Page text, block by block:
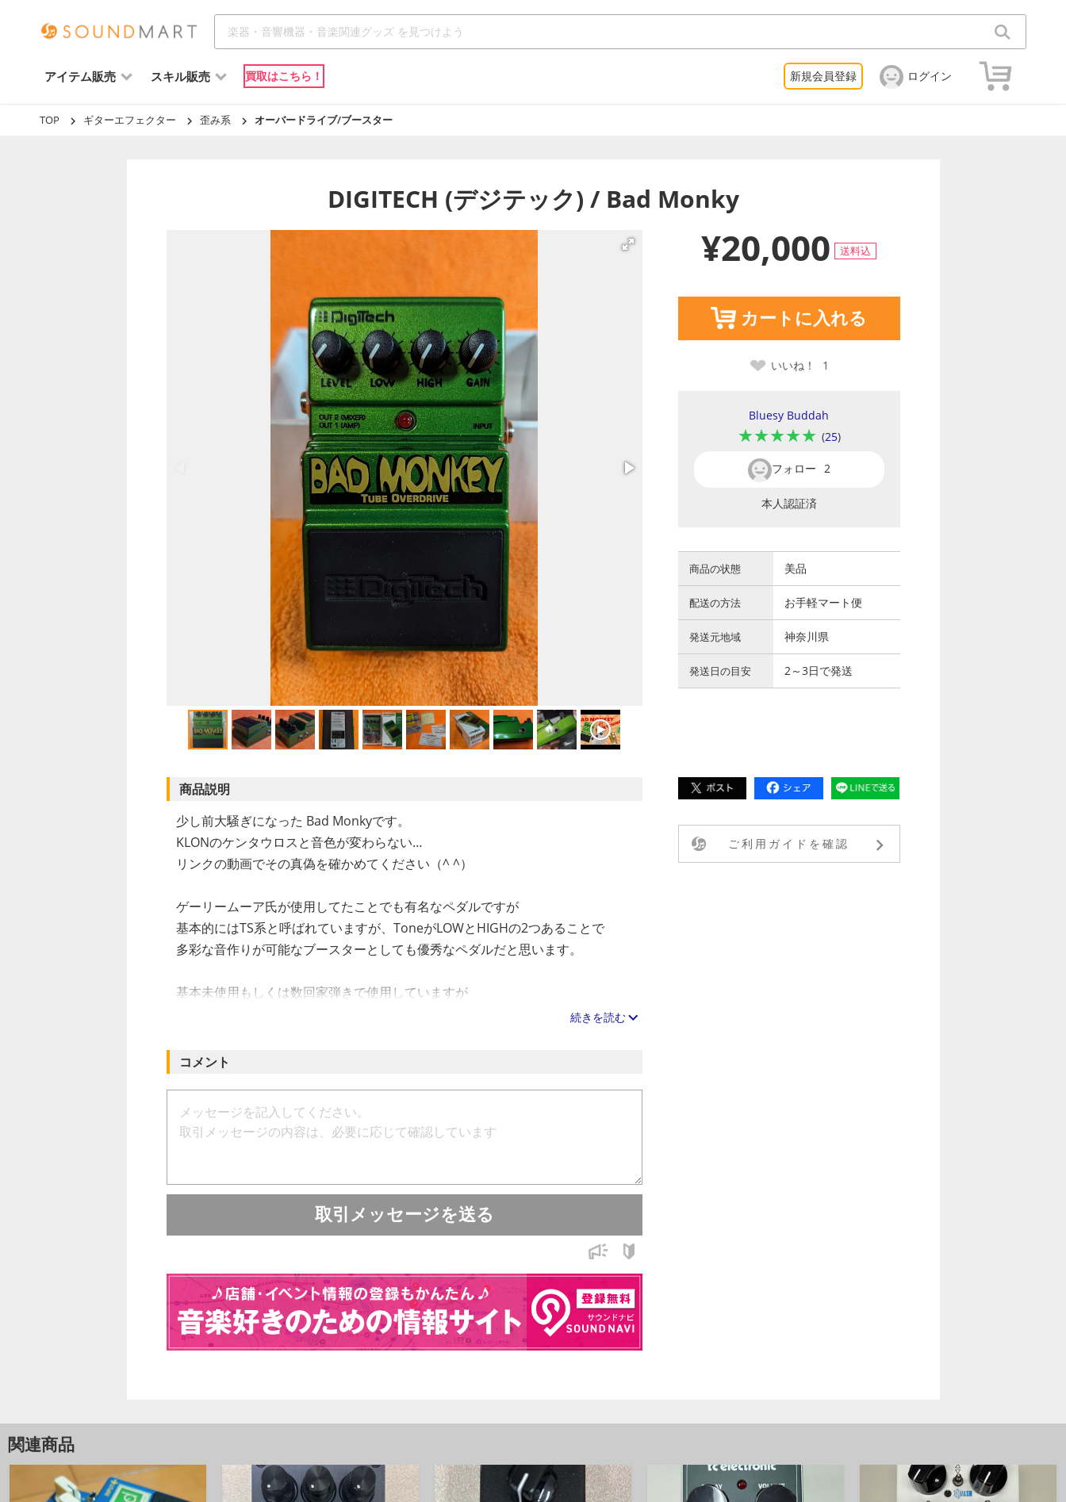
アイテム販売 スキル販売 買取はこちら！ 新規会員登録 ログイン
TOP ギターエフェクター 歪み系 オーバードライブ/ブースター
DIGITECH (デジテック) / Bad Monky
¥20,000 送料込
カートに入れる
いいね！ 1
Bluesy Buddah
★★★★★ (25)
フォロー 2
本人認証済
商品の状態 美品
配送の方法 お手軽マート便
発送元地域 神奈川県
発送日の目安 2～3日で発送
商品説明
少し前大騒ぎになった Bad Monkyです。
KLONのケンタウロスと音色が変わらない…
リンクの動画でその真偽を確かめてください（^ ^）
ゲーリームーア氏が使用してたことでも有名なペダルですが
基本的にはTS系と呼ばれていますが、ToneがLOWとHIGHの2つあることで
多彩な音作りが可能なブースターとしても優秀なペダルだと思います。
基本未使用もしくは数回家弾きで使用していますが
見る角度によって、見え方が変わりますので最後の写真は
お判りいただけると思います。
もともと筐体の塗装はラフな感じですので小さな傷、
商品の状態は「美品」としましたが入力ジャック側の傷があるため
相場よりお安く提供させていただきますのでよろしくい願いいたします。
* ビデオリンクはYoutubeにアップされている同製品の
紹介動画となり、同製品の機能を確認するものです。
現品の外装状態は写真を必ずご参照願います。
* 使用するシールドのプラグ径によって、無理に左右上下に動かすと
雑音が発生する場合があります。
最終更新 : 2026/06/02
続きを読む
コメント
取引メッセージを送る
ご利用ガイドを確認
関連商品